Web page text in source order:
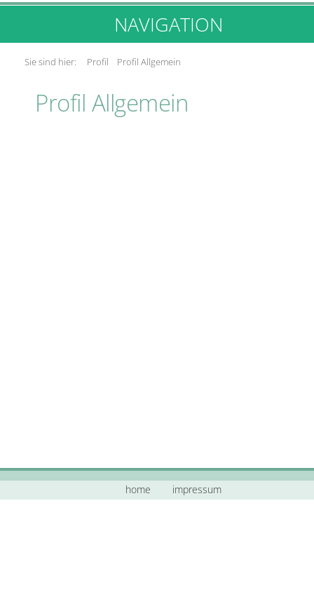
NAVIGATION
Sie sind hier: Profil Profil Allgemein
Profil Allgemein
home impressum